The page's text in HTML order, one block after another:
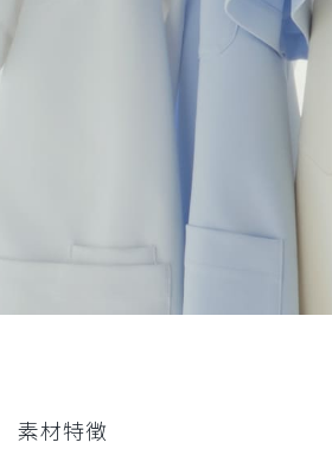
素材特徴